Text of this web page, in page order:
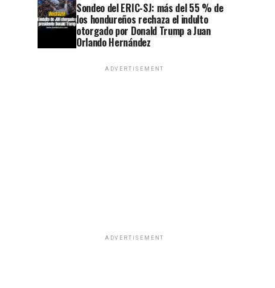
Sondeo del ERIC-SJ: más del 55 % de
los hondureños rechaza el indulto
otorgado por Donald Trump a Juan
Orlando Hernández
ADVERTISEMENT
ADVERTISEMENT